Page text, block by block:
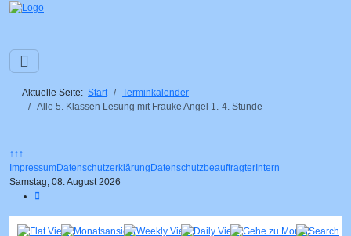
Aktuelle Seite: Start
Terminkalender
Alle 5. Klassen Lesung mit Frauke Angel 1.-4. Stunde
↑↑↑
ImpressumDatenschutzerklärungDatenschutzbeauftragterIntern
Samstag, 08. August 2026